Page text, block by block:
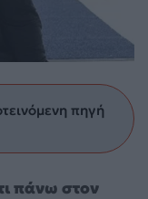
πηγή
πάνω στον